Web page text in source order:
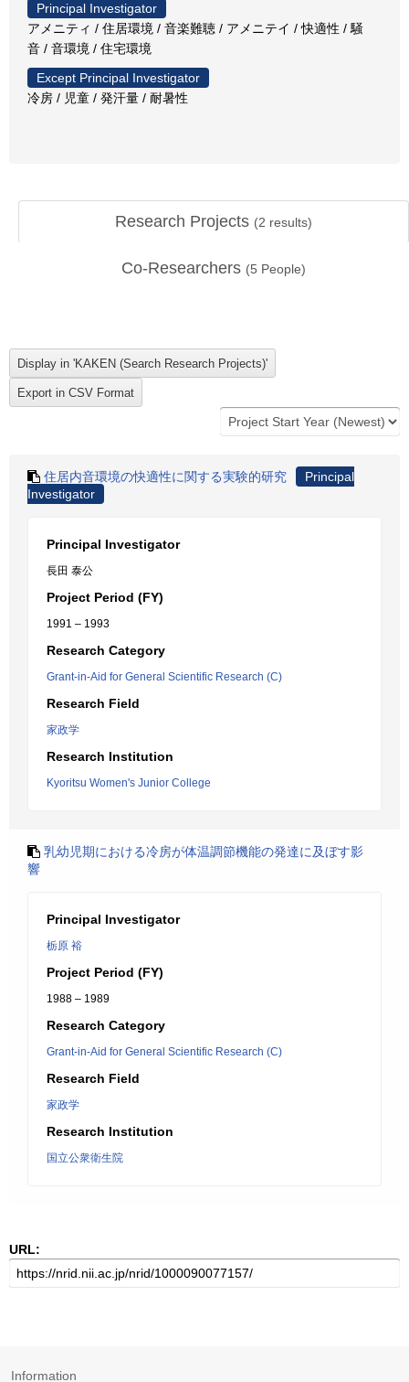
Principal Investigator
アメニティ / 住居環境 / 音楽難聴 / アメニテイ / 快適性 / 騒
音 / 音環境 / 住宅環境
Except Principal Investigator
冷房 / 児童 / 発汗量 / 耐暑性
Research Projects (2 results)
Co-Researchers (5 People)
住居内音環境の快適性に関する実験的研究
Principal
Investigator
Principal Investigator
長田 泰公
Project Period (FY)
1991 – 1993
Research Category
Grant-in-Aid for General Scientific Research (C)
Research Field
家政学
Research Institution
Kyoritsu Women's Junior College
乳幼児期における冷房が体温調節機能の発達に及ぼす影
響
Principal Investigator
栃原 裕
Project Period (FY)
1988 – 1989
Research Category
Grant-in-Aid for General Scientific Research (C)
Research Field
家政学
Research Institution
国立公衆衛生院
URL:
Information